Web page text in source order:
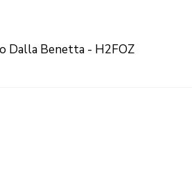
Dalla Benetta - H2FOZ